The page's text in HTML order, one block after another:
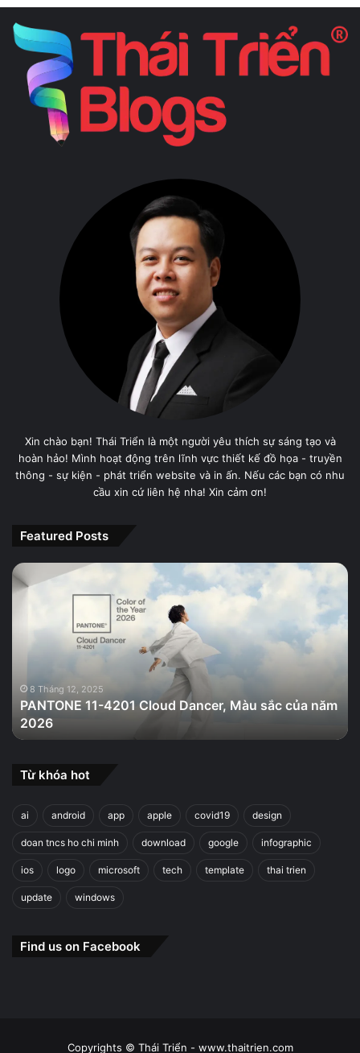
Xin chào bạn! Thái Triển là một người yêu thích sự sáng tạo và
hoàn hảo! Mình hoạt động trên lĩnh vực thiết kế đồ họa - truyền
thông - sự kiện - phát triển website và in ấn. Nếu các bạn có nhu
cầu xin cứ liên hệ nha! Xin cảm ơn!
Featured Posts
PANTONE
11-
Màu
của
năm
2026
8 Tháng 12, 2025
PANTONE 11-4201 Cloud Dancer, Màu sắc của năm
2026
Từ khóa hot
ai android app apple covid19 design
doan tncs ho chi minh download google infographic
ios logo microsoft tech template thai trien
update windows
Find us on Facebook
Copyrights © Thái Triển - www.thaitrien.com